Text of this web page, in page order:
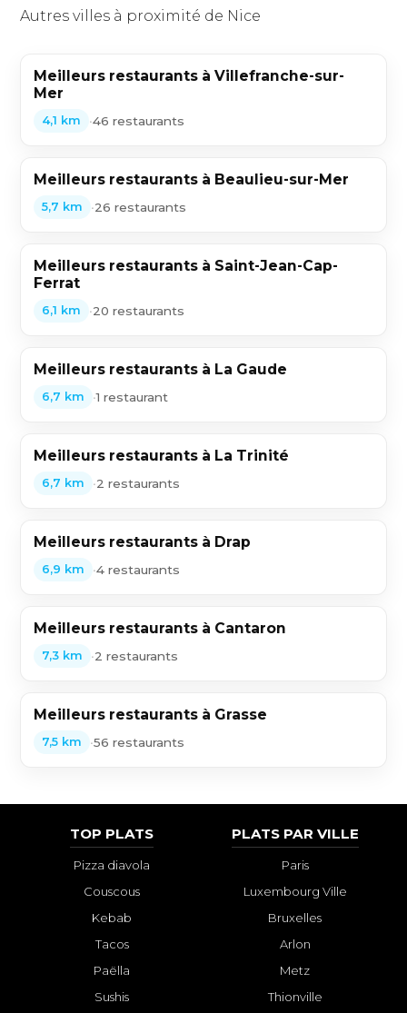
Autres villes à proximité de Nice
Meilleurs restaurants à Villefranche-sur-
Mer
4,1 km •46 restaurants
Meilleurs restaurants à Beaulieu-sur-Mer
5,7 km •26 restaurants
Meilleurs restaurants à Saint-Jean-Cap-
Ferrat
6,1 km •20 restaurants
Meilleurs restaurants à La Gaude
6,7 km •1 restaurant
Meilleurs restaurants à La Trinité
6,7 km •2 restaurants
Meilleurs restaurants à Drap
6,9 km •4 restaurants
Meilleurs restaurants à Cantaron
7,3 km •2 restaurants
Meilleurs restaurants à Grasse
7,5 km •56 restaurants
TOP PLATS
Pizza diavola
Couscous
Kebab
Tacos
Paëlla
Sushis
PLATS PAR VILLE
Paris
Luxembourg Ville
Bruxelles
Arlon
Metz
Thionville